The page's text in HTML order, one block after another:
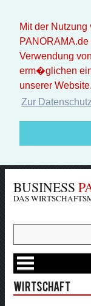
Mit der
Verwendung
erm�glichen
unserer Website.
Zur
BUSINESS
DAS
Wirtschaft